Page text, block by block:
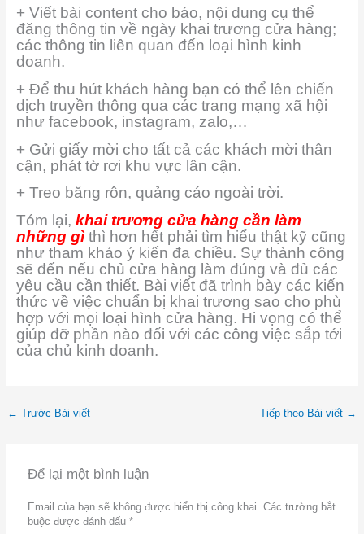
+ Viết bài content cho báo, nội dung cụ thể
đăng thông tin về ngày khai trương cửa hàng;
các thông tin liên quan đến loại hình kinh
doanh.
+ Để thu hút khách hàng bạn có thể lên chiến
dịch truyền thông qua các trang mạng xã hội
như facebook, instagram, zalo,…
+ Gửi giấy mời cho tất cả các khách mời thân
cận, phát tờ rơi khu vực lân cận.
+ Treo băng rôn, quảng cáo ngoài trời.
Tóm lại, khai trương cửa hàng cần làm
những gìthì hơn hết phải tìm hiểu thật kỹ cũng
như tham khảo ý kiến đa chiều. Sự thành công
sẽ đến nếu chủ cửa hàng làm đúng và đủ các
yêu cầu cần thiết. Bài viết đã trình bày các kiến
thức về việc chuẩn bị khai trương sao cho phù
hợp với mọi loại hình cửa hàng. Hi vọng có thể
giúp đỡ phần nào đối với các công việc sắp tới
của chủ kinh doanh.
← Trước Bài viết Tiếp theo Bài viết →
Để lại một bình luận
Email của bạn sẽ không được hiển thị công khai.
Các trường bắt
buộc được đánh dấu*